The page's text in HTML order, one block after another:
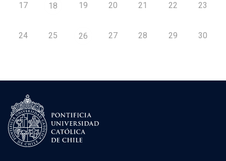
17 18 19 20 21 22 23
24 25 26 27 28 29 30